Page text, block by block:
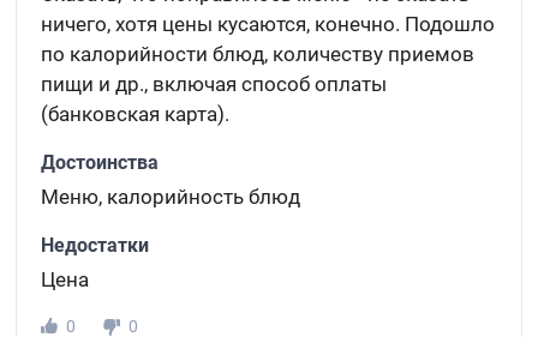
ничего, хотя цены кусаются, конечно. Подошло
по калорийности блюд, количеству приемов
пищи и др., включая способ оплаты
(банковская карта).
Достоинства
Меню, калорийность блюд
Недостатки
Цена
0
0